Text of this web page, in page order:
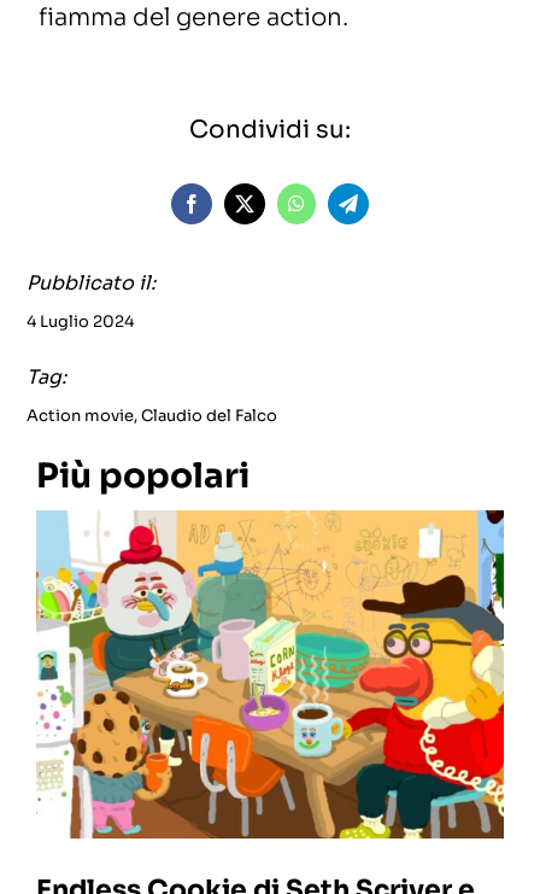
fiamma del genere action.
Condividi su:
Pubblicato il:
4 Luglio 2024
Tag:
Action movie,Claudio del Falco
Più popolari